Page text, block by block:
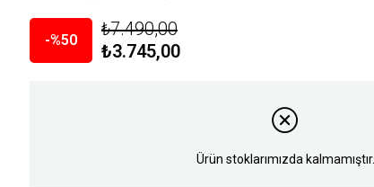
50
₺7.490,00
₺3.745,00
Ürün stoklarımızda kalmamıştır.